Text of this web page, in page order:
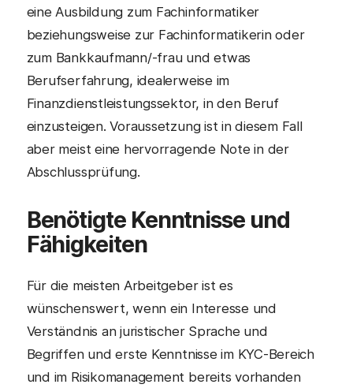
eine Ausbildung zum Fachinformatiker
beziehungsweise zur Fachinformatikerin oder
zum Bankkaufmann/-frau und etwas
Berufserfahrung, idealerweise im
Finanzdienstleistungssektor, in den Beruf
einzusteigen. Voraussetzung ist in diesem Fall
aber meist eine hervorragende Note in der
Abschlussprüfung.
Benötigte Kenntnisse und
Fähigkeiten
Für die meisten Arbeitgeber ist es
wünschenswert, wenn ein Interesse und
Verständnis an juristischer Sprache und
Begriffen und erste Kenntnisse im KYC-Bereich
und im Risikomanagement bereits vorhanden